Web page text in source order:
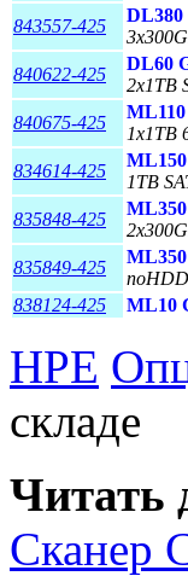
843557-425
DL380
840622-425
DL60
2x1TB
840675-425
ML110
1x1TB
834614-425
1TB
835848-425
835849-425
838124-425
ML10
HPE
складе
Читать
Сканер